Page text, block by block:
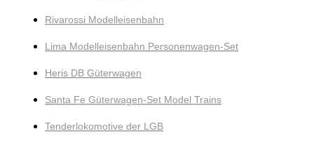
Rivarossi Modelleisenbahn
Lima Modelleisenbahn Personenwagen-Set
Heris DB Güterwagen
Santa Fe Güterwagen-Set Model Trains
Tenderlokomotive der LGB